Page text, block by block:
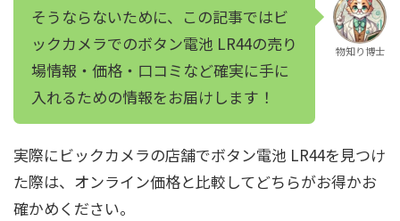
そうならないために、この記事ではビ
ックカメラでのボタン電池 LR44の売り
場情報・価格・口コミなど確実に手に
入れるための情報をお届けします！
物知り博士
実際にビックカメラの店舗でボタン電池 LR44を見つけ
た際は、オンライン価格と比較してどちらがお得かお
確かめください。